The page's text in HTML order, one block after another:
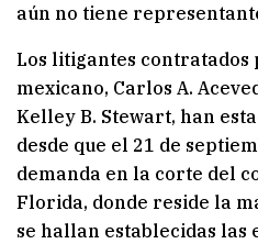
aún no tiene
Los litigantes contratados
mexicano, Carlos A.
Kelley B. Stewart, han
desde que el 21 de
demanda en la corte del
Florida, donde reside la
se hallan establecidas las